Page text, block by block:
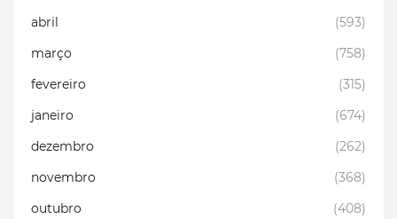
abril
(593)
março
(758)
fevereiro
(315)
janeiro
(674)
dezembro
(262)
novembro
(368)
outubro
(408)